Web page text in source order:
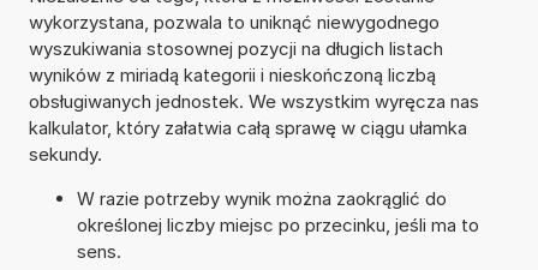
wykorzystana, pozwala to uniknąć niewygodnego
wyszukiwania stosownej pozycji na długich listach
wyników z miriadą kategorii i nieskończoną liczbą
obsługiwanych jednostek. We wszystkim wyręcza nas
kalkulator, który załatwia całą sprawę w ciągu ułamka
sekundy.
W razie potrzeby wynik można zaokrąglić do
określonej liczby miejsc po przecinku, jeśli ma to
sens.